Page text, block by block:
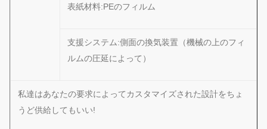
表紙材料:PEのフィルム
支援システム:側面の換気装置（機械の上のフィ
ルムの圧延によって）
私達はあなたの要求によってカスタマイズされた設計をちょ
うど供給してもいい!